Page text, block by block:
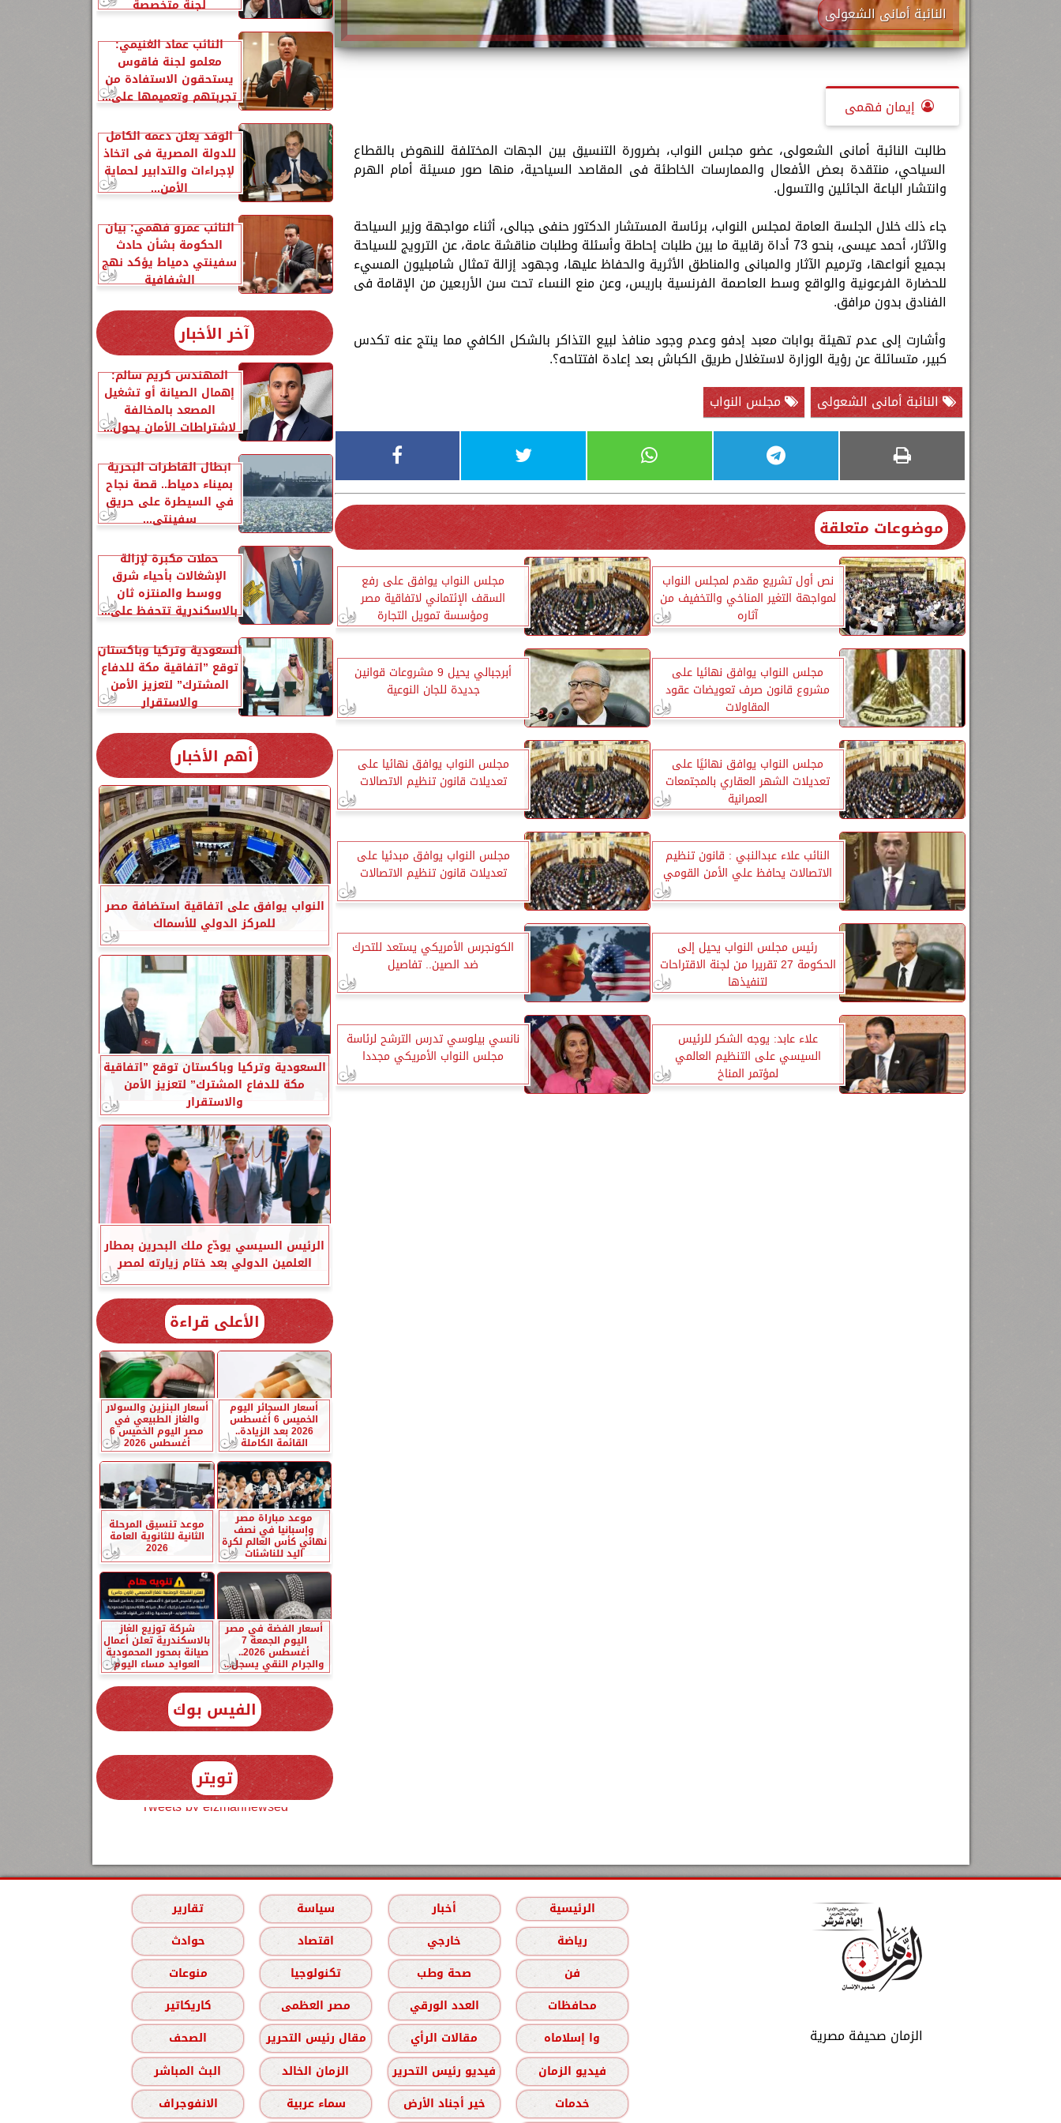
النائبة أمانى الشعولى
إيمان فهمى
طالبت النائبة أمانى الشعولى، عضو مجلس النواب، بضرورة التنسيق بين الجهات المختلفة للنهوض بالقطاع
السياحي، منتقدة بعض الأفعال والممارسات الخاطئة فى المقاصد السياحية، منها صور مسيئة أمام الهرم
وانتشار الباعة الجائلين والتسول.
جاء ذلك خلال الجلسة العامة لمجلس النواب، برئاسة المستشار الدكتور حنفى جبالى، أثناء مواجهة وزير السياحة
والآثار، أحمد عيسى، بنحو 73 أداة رقابية ما بين طلبات إحاطة وأسئلة وطلبات مناقشة عامة، عن الترويج للسياحة
بجميع أنواعها، وترميم الآثار والمبانى والمناطق الأثرية والحفاظ عليها، وجهود إزالة تمثال شامبليون المسيء
للحضارة الفرعونية والواقع وسط العاصمة الفرنسية باريس، وعن منع النساء تحت سن الأربعين من الإقامة فى
الفنادق بدون مرافق.
وأشارت إلى عدم تهيئة بوابات معبد إدفو وعدم وجود منافذ لبيع التذاكر بالشكل الكافي مما ينتج عنه تكدس
كبير، متسائلة عن رؤية الوزارة لاستغلال طريق الكباش بعد إعادة افتتاحه؟.
النائبة أمانى الشعولى
مجلس النواب
موضوعات متعلقة
نص أول تشريع مقدم لمجلس النواب
لمواجهة التغير المناخي والتخفيف من
آثاره
مجلس النواب يوافق على رفع
السقف الإئتماني لاتفاقية مصر
ومؤسسة تمويل التجارة
مجلس النواب يوافق نهائيا على
مشروع قانون صرف تعويضات عقود
المقاولات
أبرجبالي يحيل 9 مشروعات قوانين
جديدة للجان النوعية
مجلس النواب يوافق نهائيًا على
تعديلات الشهر العقاري بالمجتمعات
العمرانية
مجلس النواب يوافق نهائيا على
تعديلات قانون تنظيم الاتصالات
النائب علاء عبدالنبي : قانون تنظيم
الاتصالات يحافظ علي الأمن القومي
مجلس النواب يوافق مبدئيا على
تعديلات قانون تنظيم الاتصالات
رئيس مجلس النواب يحيل إلى
الحكومة 27 تقريرا من لجنة الاقتراحات
لتنفيذها
الكونجرس الأمريكي يستعد للتحرك
ضد الصين.. تفاصيل
علاء عابد: يوجه الشكر للرئيس
السيسي على التنظيم العالمي
لمؤتمر المناخ
نانسي بيلوسي تدرس الترشح لرئاسة
مجلس النواب الأمريكي مجددا
لجنة متخصصة
النائب عماد الغنيمي:
معلمو لجنة فاقوس
يستحقون الاستفادة من
تجربتهم وتعميمها على...
الوفد يعلن دعمه الكامل
للدولة المصرية فى اتخاذ
لإجراءات والتدابير لحماية
الأمن...
النائب عمرو فهمي: بيان
الحكومة بشأن حادث
سفينتي دمياط يؤكد نهج
الشفافية
آخر الأخبار
المهندس كريم سالم:
إهمال الصيانة أو تشغيل
المصعد بالمخالفة
لاشتراطات الأمان يحول...
أبطال القاطرات البحرية
بميناء دمياط.. قصة نجاح
في السيطرة على حريق
سفينتي...
حملات مكبرة لإزالة
الإشغالات بأحياء شرق
ووسط والمنتزه ثان
بالاسكندرية تتحفظ على...
السعودية وتركيا وباكستان
توقع ”اتفاقية مكة للدفاع
المشترك” لتعزيز الأمن
والاستقرار
أهم الأخبار
النواب يوافق على اتفاقية استضافة مصر
للمركز الدولي للأسماك
السعودية وتركيا وباكستان توقع ”اتفاقية
مكة للدفاع المشترك” لتعزيز الأمن
والاستقرار
الرئيس السيسي يودّع ملك البحرين بمطار
العلمين الدولي بعد ختام زيارته لمصر
الأعلى قراءة
أسعار السجائر اليوم
الخميس 6 أغسطس
2026 بعد الزيادة..
القائمة الكاملة
أسعار البنزين والسولار
والغاز الطبيعي في
مصر اليوم الخميس 6
أغسطس 2026
موعد مباراة مصر
وإسبانيا في نصف
نهائي كأس العالم لكرة
اليد للناشئات
موعد تنسيق المرحلة
الثانية للثانوية العامة
2026
أسعار الفضة في مصر
اليوم الجمعة 7
أغسطس 2026..
والجرام النقي يسجل...
شركة توزيع الغاز
بالاسكندرية تعلن أعمال
صيانة بمحور المحمودية
العوايد مساء اليوم
الفيس بوك
تويتر
Tweets by elzmannewseg
الزمان صحيفة مصرية
الرئيسية أخبار سياسة
تقارير
رياضة
خارجي اقتصاد
حوادث
فن
صحة وطب تكنولوجيا
منوعات
محافظات
العدد الورقي مصر العظمى
كاريكاتير
وا إسلاماه
مقالات الرأي مقال رئيس التحرير
الصحف
فيديو الزمان
فيديو رئيس التحرير الزمان الخالد
البث المباشر
خدمات
خير أجناد الأرض سماء عربية الانفوجراف